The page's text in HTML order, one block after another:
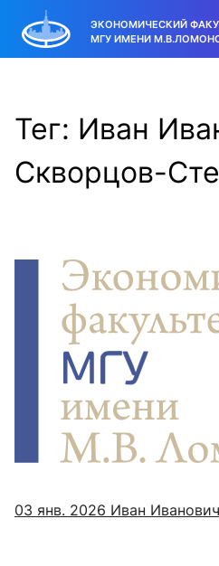
ЭКОНОМИЧЕСКИЙ
МГУ ИМЕНИ
Тег: Иван
Скворцов-
03 янв. 2026 Иван